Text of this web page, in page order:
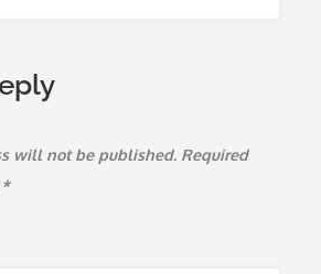
will not be published. Required
*